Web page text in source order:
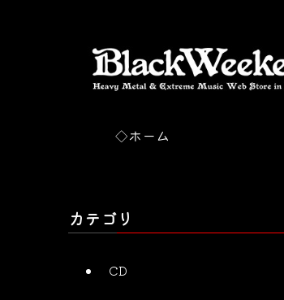
◇ホーム
カテゴリ
CD